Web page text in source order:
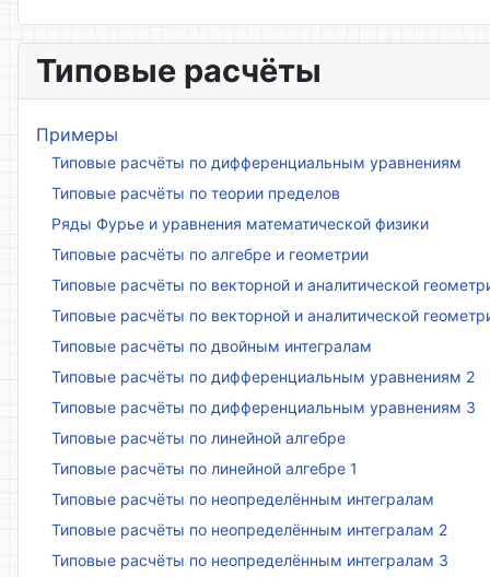
Типовые расчёты
Примеры
Типовые расчёты по дифференциальным уравнениям
Типовые расчёты по теории пределов
Ряды Фурье и уравнения математической физики
Типовые расчёты по алгебре и геометрии
Типовые расчёты по векторной и аналитической
Типовые расчёты по векторной и аналитической
Типовые расчёты по двойным интегралам
Типовые расчёты по дифференциальным уравнениям 2
Типовые расчёты по дифференциальным уравнениям 3
Типовые расчёты по линейной алгебре
Типовые расчёты по линейной алгебре 1
Типовые расчёты по неопределённым интегралам
Типовые расчёты по неопределённым интегралам 2
Типовые расчёты по неопределённым интегралам 3